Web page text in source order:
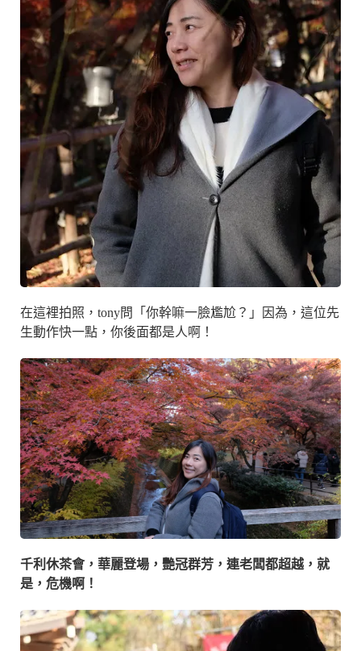
在這裡拍照，tony問「你幹嘛一臉尷尬？」因為，這位先
生動作快一點，你後面都是人啊！
千利休茶會，華麗登場，艷冠群芳，連老闆都超越，就
是，危機啊！